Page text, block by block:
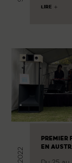
LIRE
PREMIER
EN